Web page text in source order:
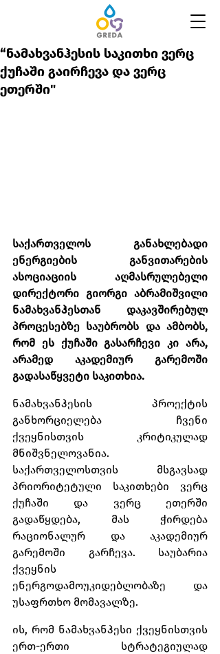
“ნამახვანჰესის საკითხი ვერც
ქუჩაში გაირჩევა და ვერც
ეთერში"
საქართველოს განახლებადი
ენერგიების განვითარების
ასოციაციის აღმასრულებელი
დირექტორი გიორგი აბრამიშვილი
ნამახვანჰესთან დაკავშირებულ
პროცესებზე საუბრობს და ამბობს,
რომ ეს ქუჩაში გასარჩევი კი არა,
არამედ აკადემიურ გარემოში
გადასაწყვეტი საკითხია.
ნამახვანჰესის პროექტის
განხორციელება ჩვენი
ქვეყნისთვის კრიტიკულად
მნიშვნელოვანია.
საქართველოსთვის მსგავსად
პრიორიტეტული საკითხები ვერც
ქუჩაში და ვერც ეთერში
გადაწყდება, მას ჭირდება
რაციონალურ და აკადემიურ
გარემოში გარჩევა. საუბარია
ქვეყნის
ენერგოდამოუკიდებლობაზე და
უსაფრთხო მომავალზე.
ის, რომ ნამახვანჰესი ქვეყნისთვის
ერთ-ერთი სტრატეგიულად